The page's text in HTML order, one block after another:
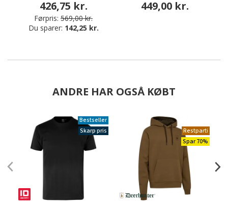
426,75 kr.
Førpris: 569,00 kr.
Du sparer: 142,25 kr.
449,00 kr.
ANDRE HAR OGSÅ KØBT
Bestseller
Skarp pris
Restparti
Spar 70%